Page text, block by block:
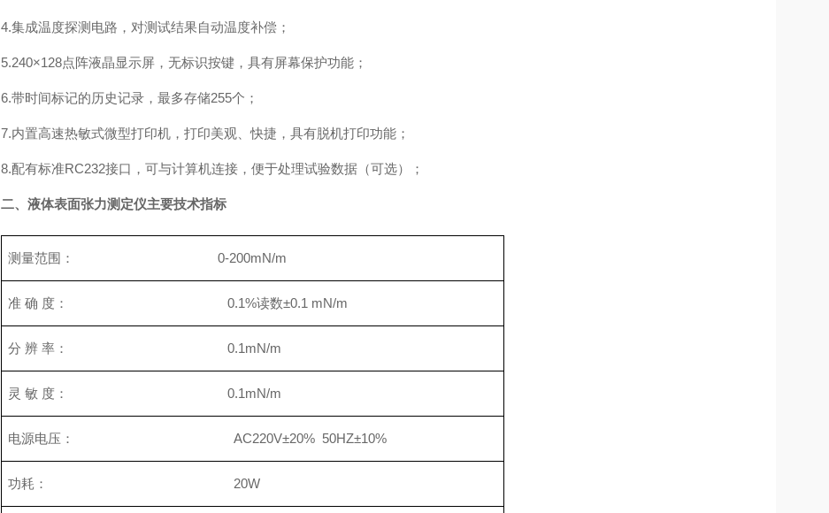
4.集成温度探测电路，对测试结果自动温度补偿；
5.240×128点阵液晶显示屏，无标识按键，具有屏幕保护功能；
6.带时间标记的历史记录，最多存储255个；
7.内置高速热敏式微型打印机，打印美观、快捷，具有脱机打印功能；
8.配有标准RC232接口，可与计算机连接，便于处理试验数据（可选）；
二、 液体表面张力测定仪主要技术指标
测量范围： 0-200mN/m
准 确 度： 0.1%读数±0.1 mN/m
分 辨 率： 0.1mN/m
灵 敏 度： 0.1mN/m
电源电压： AC220V±20% 50HZ±10%
功耗： 20W